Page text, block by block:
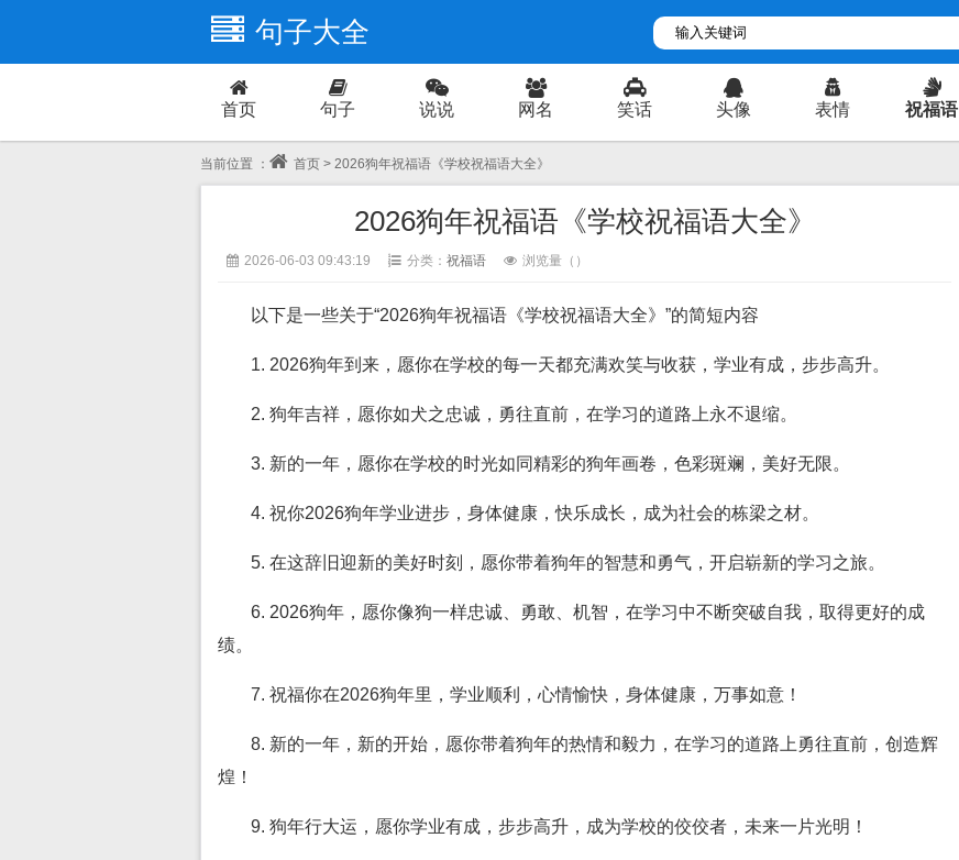
句子大全
首页 句子 说说 网名 笑话 头像 表情 祝福语
爱情
当前位置 ： 首页 > 2026狗年祝福语《学校祝福语大全》
2026狗年祝福语《学校祝福语大全》
2026-06-03 09:43:19 分类： 祝福语 浏览量（ ）
以下是一些关于“2026狗年祝福语《学校祝福语大全》”的简短内容
1. 2026狗年到来，愿你在学校的每一天都充满欢笑与收获，学业有成，步步高升。
2. 狗年吉祥，愿你如犬之忠诚，勇往直前，在学习的道路上永不退缩。
3. 新的一年，愿你在学校的时光如同精彩的狗年画卷，色彩斑斓，美好无限。
4. 祝你2026狗年学业进步，身体健康，快乐成长，成为社会的栋梁之材。
5. 在这辞旧迎新的美好时刻，愿你带着狗年的智慧和勇气，开启崭新的学习之旅。
6. 2026狗年，愿你像狗一样忠诚、勇敢、机智，在学习中不断突破自我，取得更好的成
绩。
7. 祝福你在2026狗年里，学业顺利，心情愉快，身体健康，万事如意！
8. 新的一年，新的开始，愿你带着狗年的热情和毅力，在学习的道路上勇往直前，创造辉
煌！
9. 狗年行大运，愿你学业有成，步步高升，成为学校的佼佼者，未来一片光明！